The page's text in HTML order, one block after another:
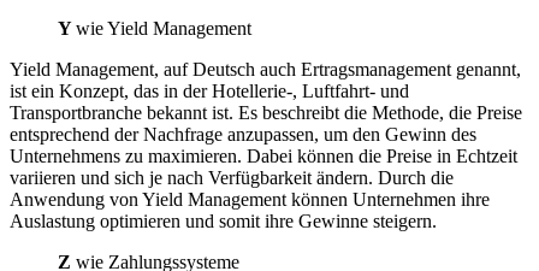
Ywie Yield Management
Yield Management, auf Deutsch auch Ertragsmanagement genannt,
ist ein Konzept, das in der Hotellerie-, Luftfahrt- und
Transportbranche bekannt ist. Es beschreibt die Methode, die Preise
entsprechend der Nachfrage anzupassen, um den Gewinn des
Unternehmens zu maximieren. Dabei können die Preise in Echtzeit
variieren und sich je nach Verfügbarkeit ändern. Durch die
Anwendung von Yield Management können Unternehmen ihre
Auslastung optimieren und somit ihre Gewinne steigern.
Z wie Zahlungssysteme